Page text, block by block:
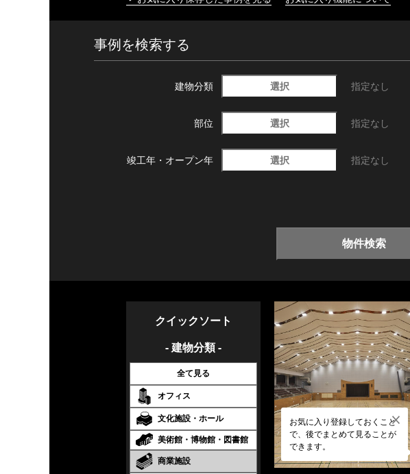
事例を検索する
建物分類 選択 指定なし
部位 選択 指定なし
竣工年・ オープン年 選択 指定なし
物件検索
クイックソート
- 建物分類 -
全て見る
オフィス
文化施設・ホール
美術館・博物館・図書館
商業施設
お気に入り登録しておくこと
で、後でまとめて見ることが
できます。